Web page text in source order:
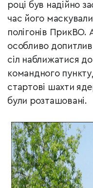
році був надійно
час його
полігонів ПрикВО.
особливо
сіл наближатися
командного
стартові шахти
були розташовані.